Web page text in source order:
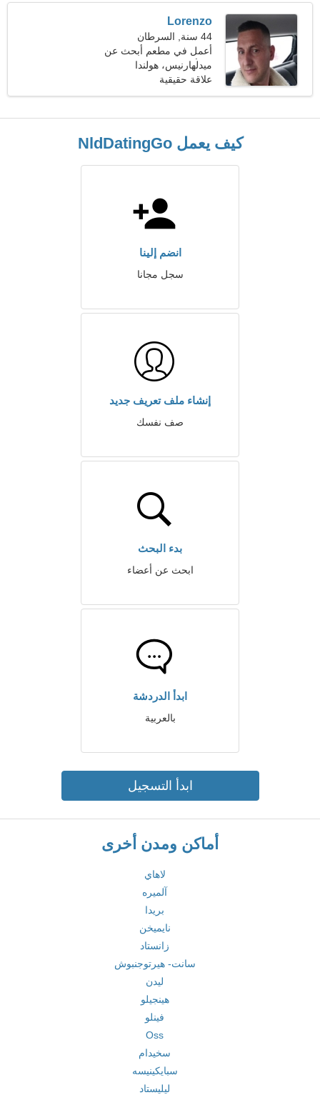
Lorenzo
44 سنة, السرطان
أعمل في مطعم أبحث عن
امرأة غير عادية
ميدلهارنيس، هولندا
علاقة حقيقية
كيف يعمل NldDatingGo
انضم إلينا
سجل مجانا
إنشاء ملف تعريف جديد
صف نفسك
بدء البحث
ابحث عن أعضاء
ابدأ الدردشة
بالعربية
ابدأ التسجيل
أماكن ومدن أخرى
لاهاي
آلميره
بريدا
نايميخن
زانستاد
سانت- هيرتوجنبوش
ليدن
هينجيلو
فينلو
Oss
سخيدام
سبايكينيسه
ليليستاد